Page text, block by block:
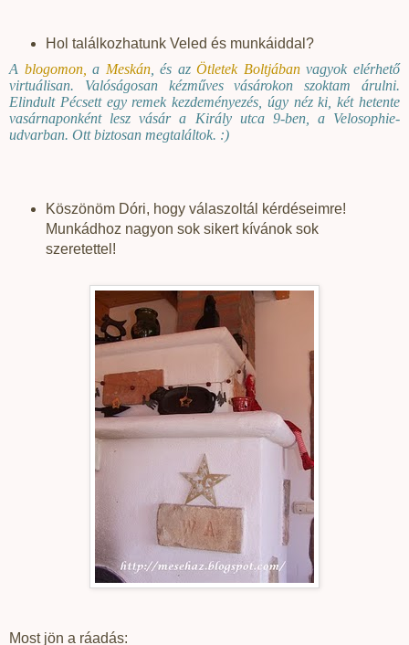
Hol találkozhatunk Veled és munkáiddal?
A blogomon, a Meskán, és az Ötletek Boltjábanvagyok elérhető
virtuálisan. Valóságosan kézműves vásárokon szoktam árulni.
Elindult Pécsett egy remek kezdeményezés, úgy néz ki, két hetente
vasárnaponként lesz vásár a Király utca 9-ben, a Velosophie-
udvarban. Ott biztosan megtaláltok. :)
Köszönöm Dóri, hogy válaszoltál kérdéseimre!
Munkádhoz nagyon sok sikert kívánok sok
szeretettel!
Most jön a ráadás: